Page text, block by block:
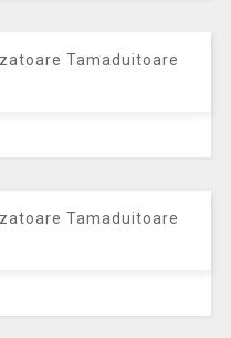
Tamaduitoare
Tamaduitoare